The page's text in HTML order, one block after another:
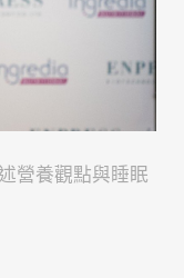
營養觀點與睡眠